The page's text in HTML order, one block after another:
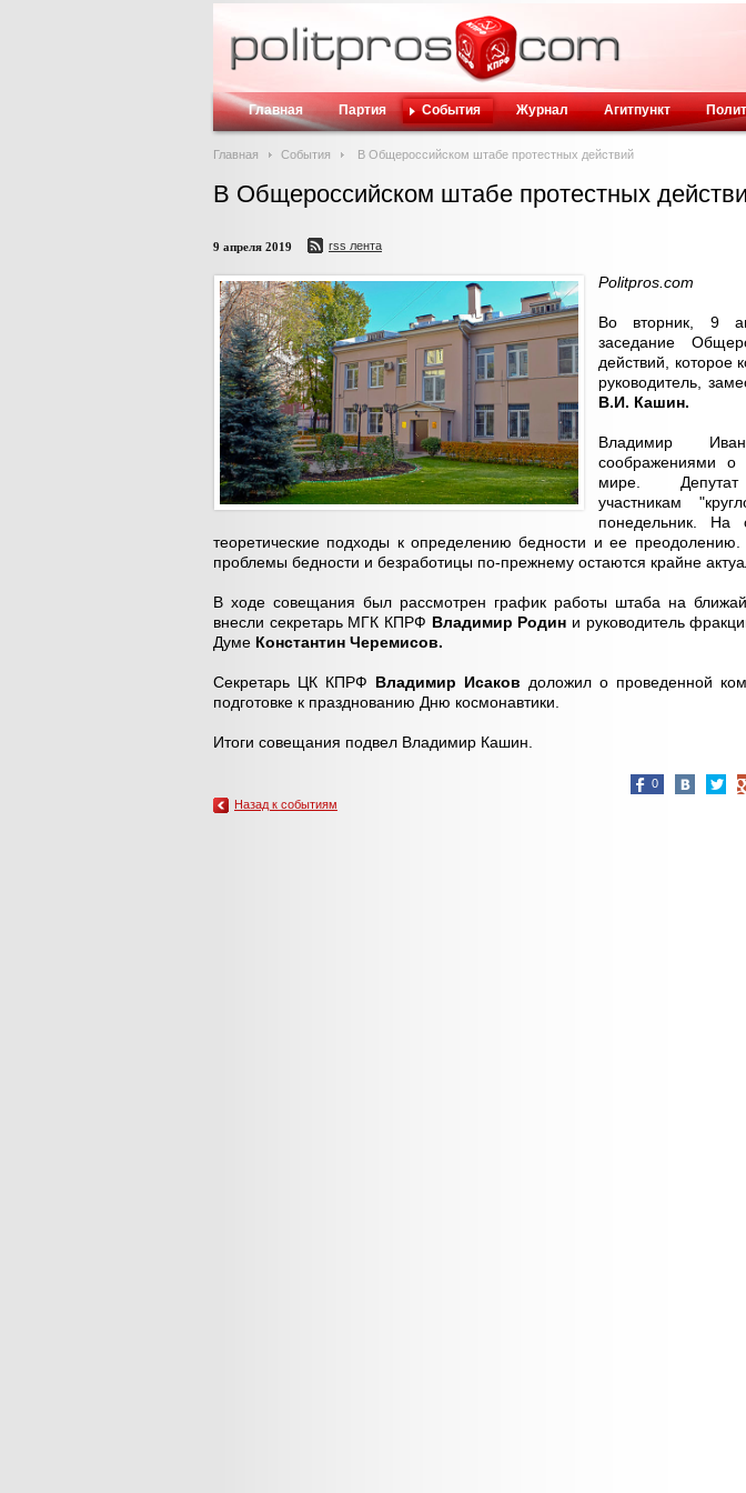
Главная Партия События Журнал Агитпункт
Главная События В Общероссийском штабе протестных действий
В Общероссийском штабе протестных
9 апреля 2019 rss лента
Politpros.com
Во вторник, 9
заседание
действий, которое
руководитель,
В.И. Кашин.
Владимир
соображениями о
мире. Депутат
участникам
понедельник. На
теоретические подходы к определению бедности и ее
проблемы бедности и безработицы по-прежнему остаются крайне
В ходе совещания был рассмотрен график работы штаба на
внесли секретарь МГК КПРФ Владимир Родин и руководитель
Думе Константин Черемисов.
Секретарь ЦК КПРФ Владимир Исаков доложил о проведенной
подготовке к празднованию Дню космонавтики.
Итоги совещания подвел Владимир Кашин.
0
Назад к событиям